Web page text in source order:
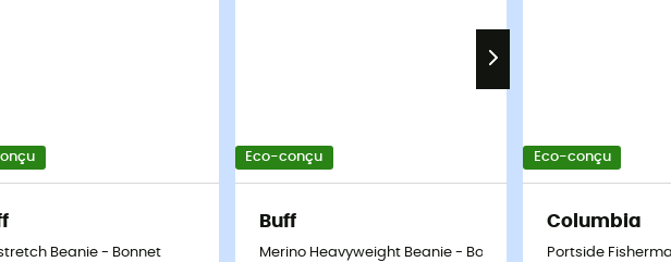
Beanie - Bonnet
Eco-conçu
Buff
Merino Heavyweight Beanie - Bonnet
Eco-conçu
Columbia
Portside